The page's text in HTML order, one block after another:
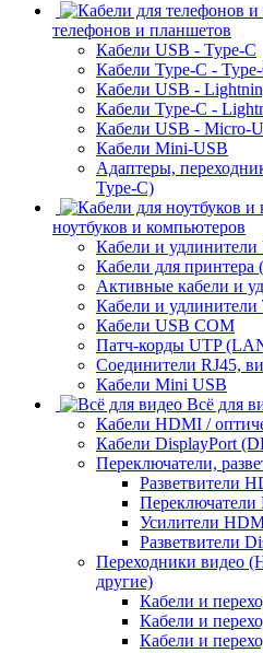
телефонов и планшетов
Кабели USB - Type-C
Кабели Type-C -
Кабели USB -
Кабели Type-C -
Кабели USB - Micro-
Кабели Mini-USB
Адаптеры,
Type-C)
ноутбуков и компьютеров
Кабели и удлинители
Кабели для принтера
Активные кабели и
Кабели и удлинители
Кабели USB COM
Патч-корды UTP
Соединители RJ45,
Кабели Mini USB
Всё для
Кабели HDMI /
Кабели DisplayPort
Переключатели,
Разветвители
Усилители
Разветвители
Переходники видео
другие)
Кабели и
Кабели и
Кабели и